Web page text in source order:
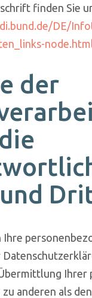
finden Sie
DE/
node.html
der
Ihrer
anderen als